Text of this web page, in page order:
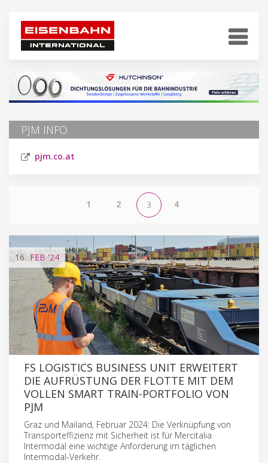
PJM INFO
pjm.co.at
1 2 3 4
16 FEB'24
FS LOGISTICS BUSINESS UNIT ERWEITERT
DIE AUFRÜSTUNG DER FLOTTE MIT DEM
VOLLEN SMART TRAIN-PORTFOLIO VON
PJM
Graz und Mailand, Februar 2024: Die Verknüpfung von
Transporteffizienz mit Sicherheit ist für Mercitalia
Intermodal eine wichtige Anforderung im täglichen
Intermodal-Verkehr.